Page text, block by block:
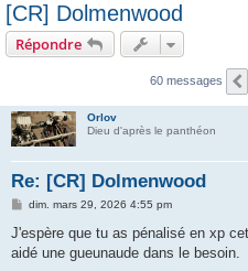
[CR] Dolmenwood
Répondre
60 messages
Orlov
Dieu d'après le panthéon
Re: [CR] Dolmenwood
M
s
a
dim. mars 29, 2026 4:55 pm
J'espère que tu as pénalisé en xp
aidé une gueunaude dans le besoin.